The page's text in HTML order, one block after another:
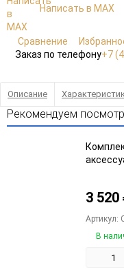
Написать в MAX
Сравнение
Заказ по телефону+7
Описание
Рекомендуем
3 520
Артикул:
В